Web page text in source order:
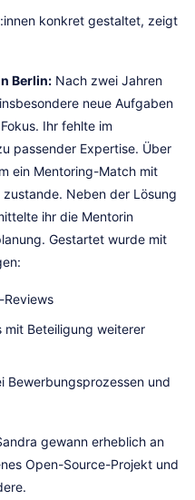
konkret gestaltet, zeigt
Berlin: Nach zwei Jahren
neue Aufgaben
Ihr fehlte im
passender Expertise. Über
ein Mentoring-Match mit
Neben der Lösung
ihr die Mentorin
Gestartet wurde mit
mit Beteiligung weiterer
Bewerbungsprozessen und
gewann erheblich an
Open-Source-Projekt und